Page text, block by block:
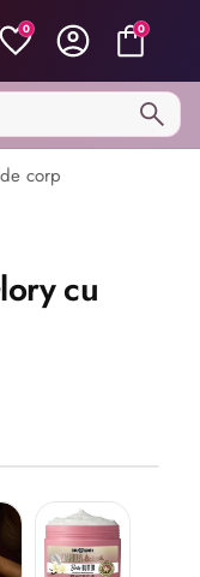
0 0
corp
cu
Share
din 4